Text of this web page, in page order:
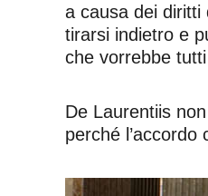
a causa dei diritti
tirarsi indietro e
che vorrebbe tutti
De Laurentiis
perché